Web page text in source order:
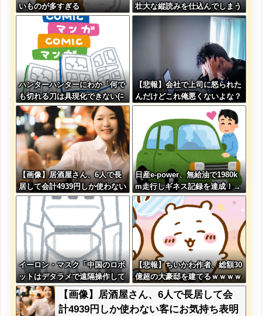
いものが多すぎる
壮大な縦読みを仕込んでしまう
wwwwwww
ハンターハンターにわか「何で
も切れる刀は具現化できない(ﾆ
ﾁｯ」←これ
【悲報】会社で上司に怒られた
んだけどこれ俺悪くないよな？
【画像】居酒屋さん、6人で長
居して会計4939円しか使わない
客にお気持ち表明してしまう←
コレどっちが悪いん
や？？？？？？
日産e-power、無給油で1980k
m走行しギネス記録を達成！→
山頂から下ってるだけでした…
イーロン・マスク「中国のロボ
ットはデタラメで遠隔操作して
るだけ」
【悲報】ちいかわ作者、総額30
億超の大豪邸を建てるｗｗｗｗ
ｗｗｗｗｗｗｗｗｗｗｗｗｗｗ
ｗ
【画像】居酒屋さん、6人で長居して会
計4939円しか使わない客にお気持ち表明